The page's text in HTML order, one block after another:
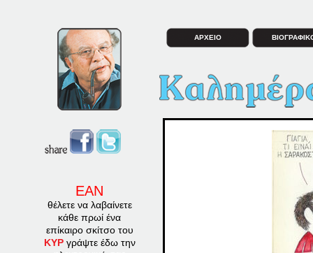
ΕΑΝ
θέλετε να λαβαίνετε
κάθε πρωί ένα
επίκαιρο σκίτσο του
ΚΥΡγράψτε έδω την
ΑΡΧΕΙΟ